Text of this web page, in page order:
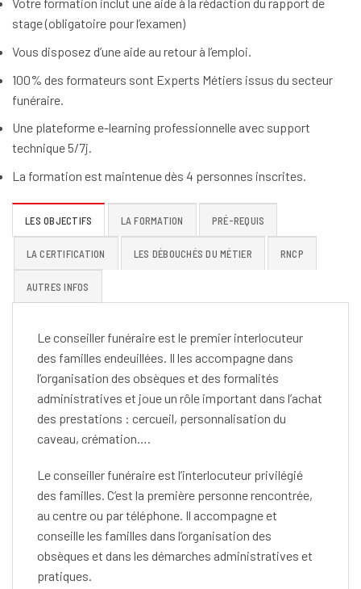
Votre formation inclut une aide à la rédaction du rapport de
stage (obligatoire pour l’examen)
Vous disposez d’une aide au retour à l’emploi.
100% des formateurs sont Experts Métiers issus du secteur
funéraire.
Une plateforme e-learning professionnelle avec support
technique 5/7j.
La formation est maintenue dès 4 personnes inscrites.
LES OBJECTIFS LA FORMATION PRÉ-REQUIS
LA CERTIFICATION LES DÉBOUCHÉS DU MÉTIER RNCP
AUTRES INFOS
Le conseiller funéraire est le premier interlocuteur
des familles endeuillées. Il les accompagne dans
l’organisation des obsèques et des formalités
administratives et joue un rôle important dans l’achat
des prestations : cercueil, personnalisation du
caveau, crémation….
Le conseiller funéraire est l’interlocuteur privilégié
des familles. C’est la première personne rencontrée,
au centre ou par téléphone. Il accompagne et
conseille les familles dans l’organisation des
obsèques et dans les démarches administratives et
pratiques.